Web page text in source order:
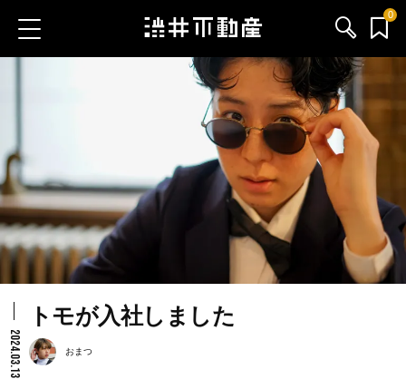
0
お問い合わせ
サービス内容
渋井不動産のメンバー
会社情報
2024.03.13
トモが入社しました
おまつ